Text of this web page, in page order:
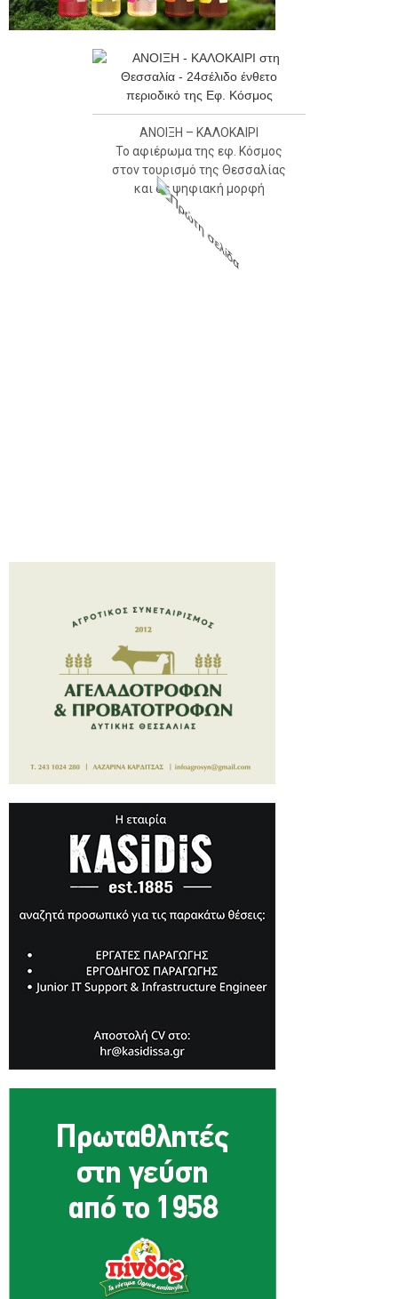
ΑΝΟΙΞΗ – ΚΑΛΟΚΑΙΡΙ
Το αφιέρωμα της εφ. Κόσμος
στον τουρισμό της Θεσσαλίας
και σε ψηφιακή μορφή